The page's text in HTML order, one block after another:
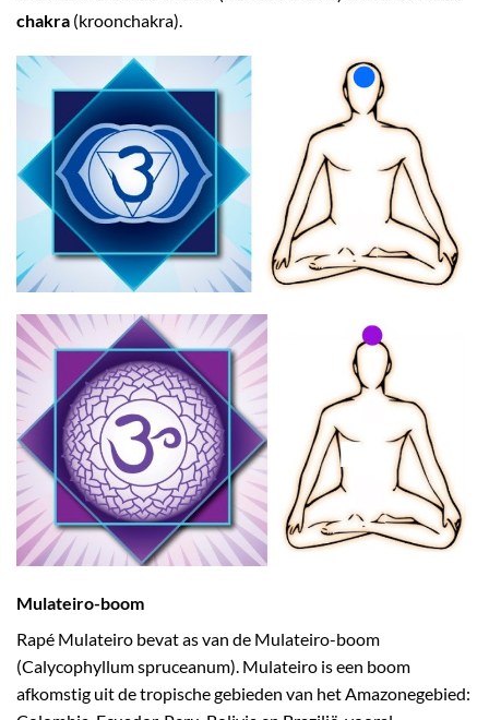
chakra (kroonchakra).
Mulateiro-boom
Rapé Mulateiro bevat as van de Mulateiro-boom
(Calycophyllum spruceanum). Mulateiro is een boom
afkomstig uit de tropische gebieden van het Amazonegebied: